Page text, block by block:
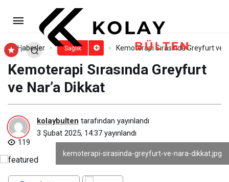
Haberler Sağlık Kemoterapi Sırasında Greyfurt ve
Kemoterapi Sırasında Greyfurt
ve Nar’a Dikkat
kolaybulten tarafından yayınlandı
3 Şubat 2025, 14:37 yayınlandı
119
kemoterapi-sirasinda-greyfurt-ve-nara-dikkat.jpg
Erken teşhis için kanser tarama
testleri ihmal edilmemeli
Yorum Yap Paylaş